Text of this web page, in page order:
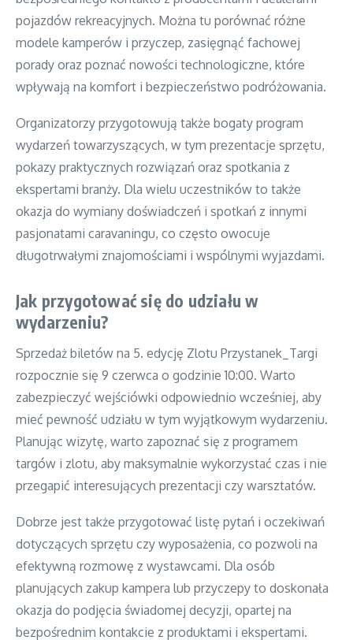
pojazdów rekreacyjnych. Można tu porównać różne
modele kamperów i przyczep, zasięgnąć fachowej
porady oraz poznać nowości technologiczne, które
wpływają na komfort i bezpieczeństwo podróżowania.
Organizatorzy przygotowują także bogaty program
wydarzeń towarzyszących, w tym prezentacje sprzętu,
pokazy praktycznych rozwiązań oraz spotkania z
ekspertami branży. Dla wielu uczestników to także
okazja do wymiany doświadczeń i spotkań z innymi
pasjonatami caravaningu, co często owocuje
długotrwałymi znajomościami i wspólnymi wyjazdami.
Jak przygotować się do udziału w
wydarzeniu?
Sprzedaż biletów na 5. edycję Zlotu Przystanek_Targi
rozpocznie się 9 czerwca o godzinie 10:00. Warto
zabezpieczyć wejściówki odpowiednio wcześniej, aby
mieć pewność udziału w tym wyjątkowym wydarzeniu.
Planując wizytę, warto zapoznać się z programem
targów i zlotu, aby maksymalnie wykorzystać czas i nie
przegapić interesujących prezentacji czy warsztatów.
Dobrze jest także przygotować listę pytań i oczekiwań
dotyczących sprzętu czy wyposażenia, co pozwoli na
efektywną rozmowę z wystawcami. Dla osób
planujących zakup kampera lub przyczepy to doskonała
okazja do podjęcia świadomej decyzji, opartej na
bezpośrednim kontakcie z produktami i ekspertami.